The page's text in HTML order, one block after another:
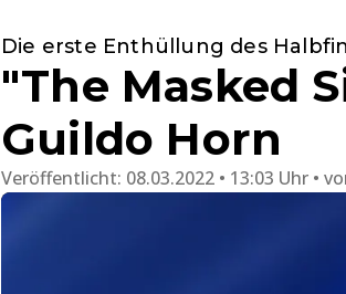
Die erste Enthüllung des
"The Masked
Guildo Horn
Veröffentlicht: 08.03.2022 • 13:03 Uhr